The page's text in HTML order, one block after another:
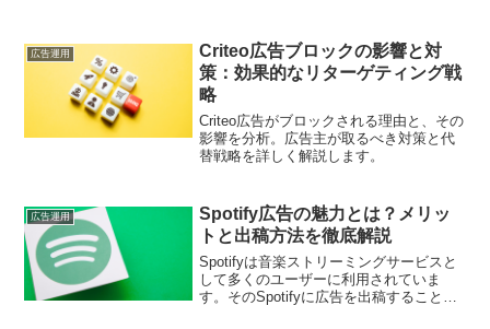
広告運用
Criteo広告ブロックの影響と対
策：効果的なリターゲティング戦
略
Criteo広告がブロックされる理由と、その
影響を分析。広告主が取るべき対策と代
替戦略を詳しく解説します。
広告運用
Spotify広告の魅力とは？メリッ
トと出稿方法を徹底解説
Spotifyは音楽ストリーミングサービスと
して多くのユーザーに利用されていま
す。そのSpotifyに広告を出稿すること